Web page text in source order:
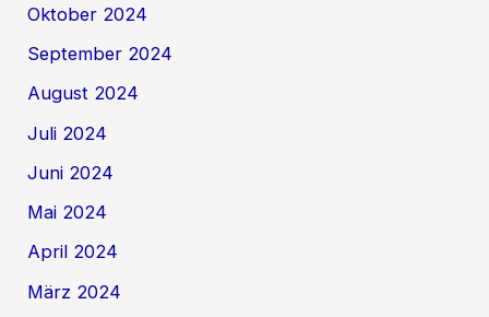
Oktober 2024
September 2024
August 2024
Juli 2024
Juni 2024
Mai 2024
April 2024
März 2024